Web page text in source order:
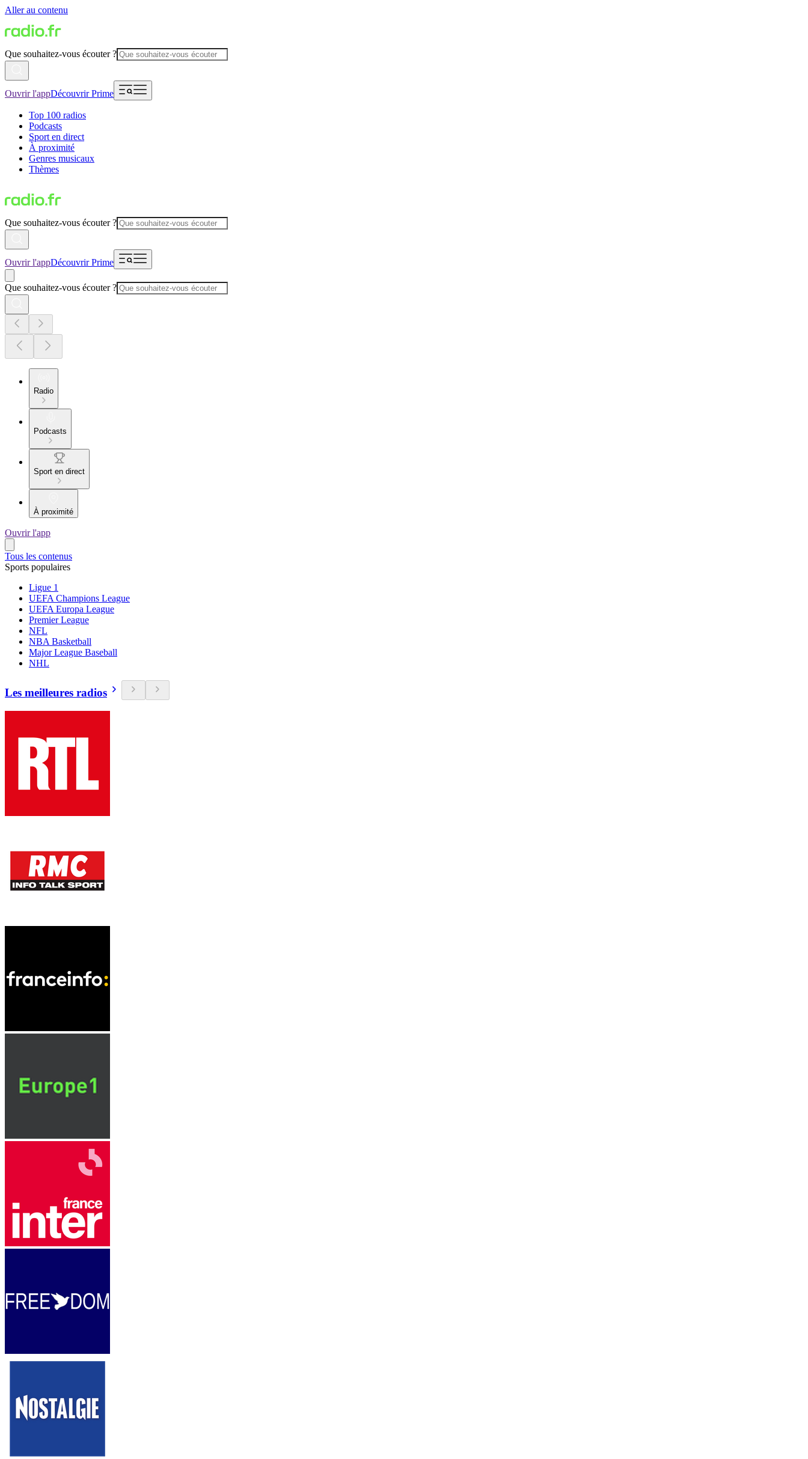
Aller au contenu
Que souhaitez-vous écouter ?
Ouvrir l'appDécouvrir Prime
Top 100 radios
Podcasts
Sport en direct
À proximité
Genres musicaux
Thèmes
Que souhaitez-vous écouter ?
Ouvrir l'appDécouvrir Prime
Que souhaitez-vous écouter ?
Radio
Podcasts
Sport en direct
À proximité
Ouvrir l'app
Tous les contenus
Sports populaires
Ligue 1
UEFA Champions League
UEFA Europa League
Premier League
NFL
NBA Basketball
Major League Baseball
NHL
Les meilleures radios